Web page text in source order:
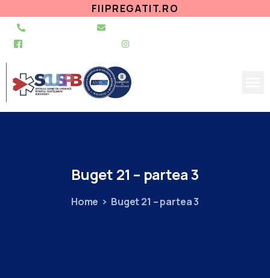
FIIPREGATIT.RO
Buget 21 – partea3
Home Buget 21 – partea 3